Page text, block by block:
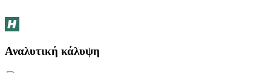
Αναλυτική κάλυψη